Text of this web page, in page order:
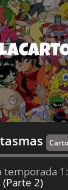
temporada 1:
(Parte 2)